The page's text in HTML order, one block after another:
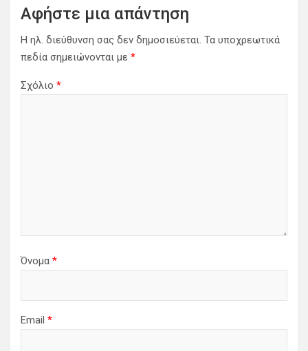
Αφήστε μια απάντηση
Η ηλ. διεύθυνση σας δεν δημοσιεύεται. Τα υποχρεωτικά
πεδία σημειώνονται με *
Σχόλιο *
Όνομα *
Email *